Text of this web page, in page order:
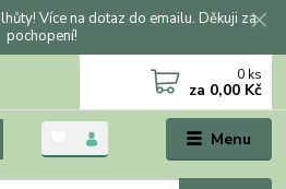
Více na dotaz do emailu. Děkuji za
pochopení!
Menu
0 ks
za 0,00 Kč